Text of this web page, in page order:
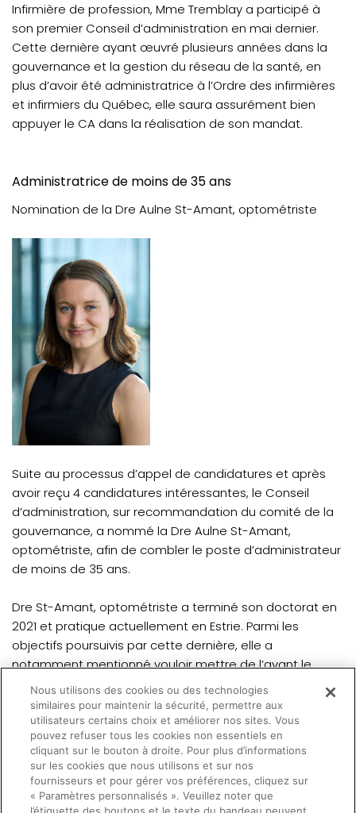
Infirmière de profession, Mme Tremblay a participé à
son premier Conseil d’administration en mai dernier.
Cette dernière ayant œuvré plusieurs années dans la
gouvernance et la gestion du réseau de la santé, en
plus d’avoir été administratrice à l’Ordre des infirmières
et infirmiers du Québec, elle saura assurément bien
appuyer le CA dans la réalisation de son mandat.
Administratrice de moins de 35 ans
Nomination de la Dre Aulne St-Amant, optométriste
Suite au processus d’appel de candidatures et après
avoir reçu 4 candidatures intéressantes, le Conseil
d’administration, sur recommandation du comité de la
gouvernance, a nommé la Dre Aulne St-Amant,
optométriste, afin de combler le poste d’administrateur
de moins de 35 ans.
Dre St-Amant, optométriste a terminé son doctorat en
2021 et pratique actuellement en Estrie. Parmi les
objectifs poursuivis par cette dernière, elle a
notamment mentionné vouloir mettre de l’avant le
potentiel des jeunes optométristes face aux enjeux de
la pratique optométrique et les encourager à y jouer un
rôle.
Nous souhaitons la bienvenue à la Dre St-Amant,
optométriste
Nous utilisons des cookies ou des technologies
similaires pour maintenir la sécurité, permettre aux
utilisateurs certains choix et améliorer nos sites. Vous
pouvez refuser tous les cookies non essentiels en
cliquant sur le bouton à droite. Pour plus d’informations
sur les cookies que nous utilisons et sur nos
fournisseurs et pour gérer vos préférences, cliquez sur
« Paramètres personnalisés ». Veuillez noter que